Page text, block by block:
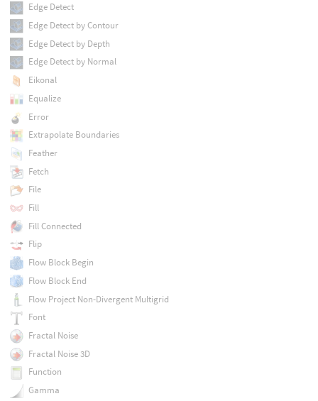
Edge Detect
Edge Detect by Contour
Edge Detect by Depth
Edge Detect by Normal
Eikonal
Equalize
Error
Extrapolate Boundaries
Feather
Fetch
File
Fill
Fill Connected
Flip
Flow Block Begin
Flow Block End
Flow Project Non-Divergent Multigrid
Font
Fractal Noise
Fractal Noise 3D
Function
Gamma